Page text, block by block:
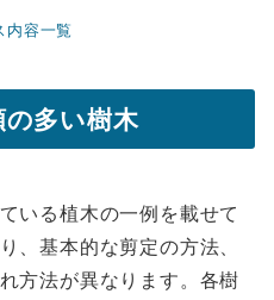
内容一覧
多い樹木
いる植木の一例を載せて
、基本的な剪定の方法、
方法が異なります。各樹